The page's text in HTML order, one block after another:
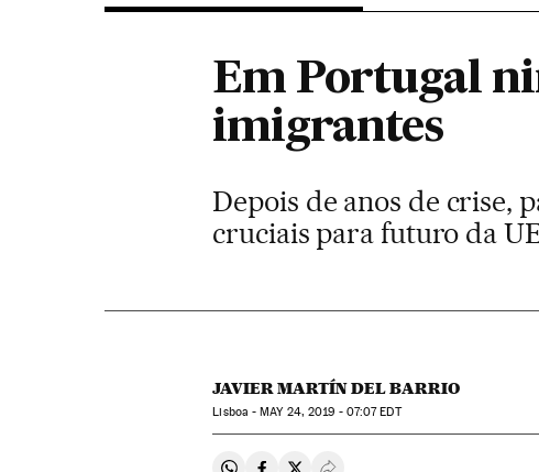
Em Portugal
imigrantes
Depois de anos de crise,
cruciais para futuro da
JAVIER MARTÍN DEL BARRIO
Lisboa -MAY24, 2019 - 07:07EDT